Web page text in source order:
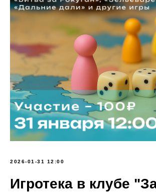
2026-01-31 12:00
Игротека в клубе